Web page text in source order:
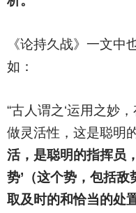
《论持久战》一文中
如：
“古人谓之‘运用之妙，
做灵活性，这是聪
活，是聪明的指挥员
势’（这个势，包括
取及时的和恰当的处